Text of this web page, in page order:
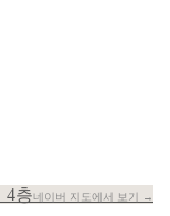
4층네이버 지도에서 보기 →